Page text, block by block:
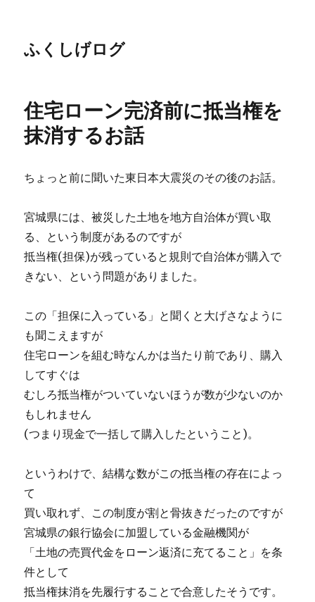
ふくしげログ
住宅ローン完済前に抵当権を
抹消するお話
ちょっと前に聞いた東日本大震災のその後のお話。
宮城県には、被災した土地を地方自治体が買い取
る、という制度があるのですが
抵当権(担保)が残っていると規則で自治体が購入で
きない、という問題がありました。
この「担保に入っている」と聞くと大げさなように
も聞こえますが
住宅ローンを組む時なんかは当たり前であり、購入
してすぐは
むしろ抵当権がついていないほうが数が少ないのか
もしれません
(つまり現金で一括して購入したということ)。
というわけで、結構な数がこの抵当権の存在によっ
て
買い取れず、この制度が割と骨抜きだったのですが
宮城県の銀行協会に加盟している金融機関が
「土地の売買代金をローン返済に充てること」を条
件として
抵当権抹消を先履行することで合意したそうです。